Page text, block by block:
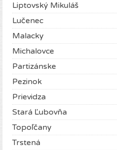
Liptovský Mikuláš
Lučenec
Malacky
Michalovce
Partizánske
Pezinok
Prievidza
Stará Ľubovňa
Topoľčany
Trstená